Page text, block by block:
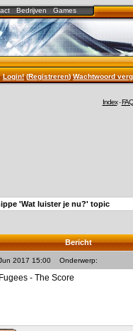
Bedrijven Games
Login!(Registreren)Wachtwoord
Index-FAQ
'Wat luister je nu?' topic
Bericht
2017 15:00 Onderwerp:
- The Score